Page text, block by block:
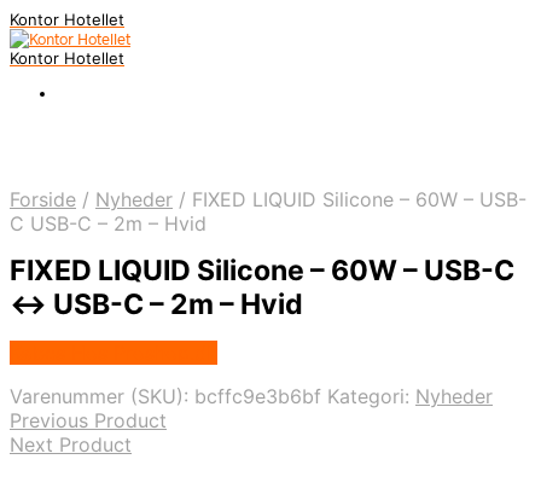
Kontor Hotellet
Kontor Hotellet
Forside / Nyheder / FIXED LIQUID Silicone – 60W – USB-
C USB-C – 2m – Hvid
FIXED LIQUID Silicone – 60W – USB-C
<-> USB-C – 2m – Hvid
Varenummer (SKU): bcffc9e3b6bf Kategori: Nyheder
Previous Product
Next Product